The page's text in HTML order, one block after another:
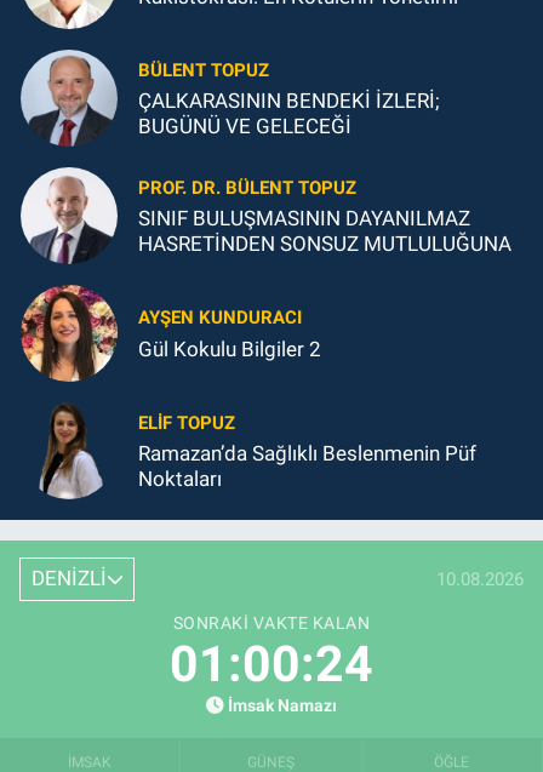
BÜLENT TOPUZ
ÇALKARASININ BENDEKİ İZLERİ;
BUGÜNÜ VE GELECEĞİ
PROF. DR. BÜLENT TOPUZ
SINIF BULUŞMASININ DAYANILMAZ
HASRETİNDEN SONSUZ MUTLULUĞUNA
AYŞEN KUNDURACI
Gül Kokulu Bilgiler 2
ELIF TOPUZ
Ramazan’da Sağlıklı Beslenmenin Püf
Noktaları
DENİZLİ 10.08.2026
SONRAKI VAKTE KALAN
01:00:23
İmsak Namazı
İMSAK GÜNEŞ ÖĞLE